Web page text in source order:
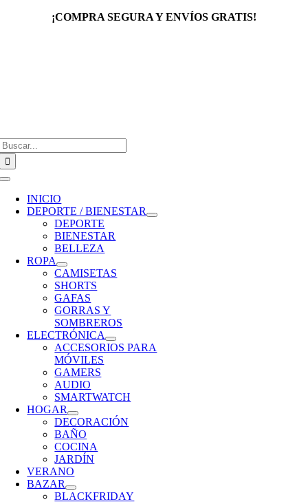
¡COMPRA SEGURA Y ENVÍOS GRATIS!
Toggle
Navigation
INICIO
DEPORTE / BIENESTAR
DEPORTE
BIENESTAR
BELLEZA
ROPA
CAMISETAS
SHORTS
GAFAS
GORRAS Y
SOMBREROS
ELECTRÓNICA
ACCESORIOS PARA
MÓVILES
GAMERS
AUDIO
SMARTWATCH
HOGAR
DECORACIÓN
BAÑO
COCINA
JARDÍN
VERANO
BAZAR
BLACKFRIDAY